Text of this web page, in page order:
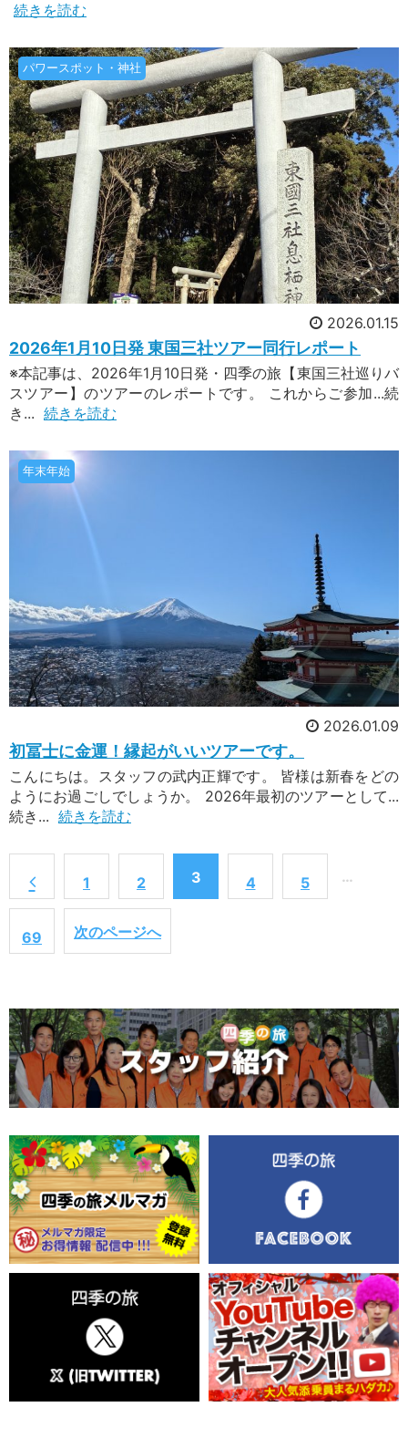
するので、海外旅行が初めての方やおひとり参加
の方も安心してご参加いただけます。
毎年夏に行われる、「東北三大祭り」をご存じで
すか？青森県 青森ねぶた祭、秋田県 秋田竿燈
まつり、宮城県 仙台七夕まつりですね。今回
は、そのうちの青森ねぶた祭についてご紹介しま
す。青森ねぶた祭は、東北を代表する夏祭りの1
つです。夜の青森の街に、灯りをともした大型ね
ぶたが現れる瞬間の迫力は、写真や映像では伝え
きれません。目の前を進むねぶたの大きさ、色
彩、熱気、そして祭り全体を包む高揚感は、花火
やお祭りがお好きな方なら一度は現地で味わって
いただきたい魅力です。
2026年6月14日配信
新ツアーも！四季の山旅シリーズ
「四季の山旅シリーズ」をご存じですか？このシ
リーズは、【四季の旅】の企画担当者ではなく、
山が大好きな登山ツアーのガイドたちが自らツア
ーを企画しているのが特徴です。このシリーズで
は、ガイド自らが皆さんにおススメしたい山を選
んでいます。メジャーな山ではないけれど実は魅
力的な山や、登山としては難しくないけれどパワ
ーがたくさん感じられる山などを、日程限定でご
案内します。おひとりさまも大歓迎！ツアー中に
登山仲間ができるかも！？
2026年6月11日配信
山形県で最も格が高い神社へ
昨年秋から始まった新ツアー、鳥海山大物忌神社
(ちょうかいざんおおものいみじんじゃ)ツアーの
予約受付を開始しました！鳥海山大物忌神社のツ
アーを主催している旅行会社は滅多にありませ
神社は、その名の通り鳥海山を御神体とする神社
れるかもしれませんが、花火の観覧席の予約は既
に始まっています。ツアー向けの花火の観覧席
は、春の時点で購入する必要があります。そし
て、私たち旅行会社でも追加購入はできません。
そのため、特に観覧席付のツアーは人気でも後か
ら定員を増やすということができず、売り切れ御
免に。
2026年5月31日配信
立山登山と越中国一宮の雄山神社
立山は富山県の北アルプス(飛騨山脈)の北側に位
置する標高3,015mの連峰群です。「日本百名
山」の1つに数えられている名高い山です。
3,000m級の山ではありますが、立山黒部アルペ
ンルートが通っていて、標高2,450mの室堂まで
2026年5月28日配信
6～8月の宿泊パワスポツアー20選
6～8月出発の宿泊ツアーの中から、神社仏閣を
参拝するツアー20選をご紹介します。宿泊ツア
泊ツアーで遠方まで足を伸ばしてみてはいかがで
しょうか。 飛行機／新幹線ツアー、バスツアー
願のパワースポットへ、さあお参りに行きましょ
う♪
2026年5月24日配信
なぜ出雲大社は縁結びで有名なの？
「新年度が始まり、今年度は良いご縁に恵まれる
といいな」
県にある出雲国一宮の出雲大社です。なぜ出雲大
社は縁結びで有名なのでしょうか？
2026年5月21日配信
[予約開始] 日本一の花火 大曲の花火
「日本三大花火」の1つ、大曲の花火ツアーの予
約受付を開始しました！秋田県で行われる大曲の
水準の花火が鑑賞できる大会と呼ばれることもあ
ります。その打ち上げ数は圧巻の約1万8,000
発！大迫力です。打ち上げの美しさだけでなく、
花火師の技術や表現力がぶつかり合う、花火好き
の方にとって特別な舞台です。
2026年5月17日配信
[先着5名早割] 白馬八方池ハイキング
今回は、長野県白馬村の人気絶景スポット八方池
を目指すハイキングツアーをご紹介します。八方
池は、標高2,060mの場所にある神秘的な池で
す。晴れた日には、白馬三山をはじめとする北ア
ルプスの峰々が水面に映り込む、白馬を代表する
絶景スポットです。視界が開けた尾根歩きの中で
出会うこの景色は、自然がお好きな方にはたまら
ない魅力ではないでしょうか。
2026年5月10日配信
元伊勢三社 籠神社の満月限定のお守り
元伊勢を巡るツアーについて、2026年7・9月の
予約を開始しました！今回は、満月の日しかいた
続きを読む
パワースポット・神社
2026.01.15
2026年1月10日発 東国三社ツアー同行レポート
※本記事は、2026年1月10日発・四季の旅【東国三社巡りバ
スツアー】のツアーのレポートです。 これからご参加...続
き... 続きを読む
年末年始
2026.01.09
初冨士に金運！縁起がいいツアーです。
こんにちは。スタッフの武内正輝です。 皆様は新春をどの
ようにお過ごしでしょうか。 2026年最初のツアーとして...
続き... 続きを読む
1 2 3 4 5 …
69 次のページへ